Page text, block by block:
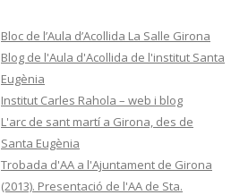
Bloc de l’Aula d’Acollida La Salle Girona
Blog de l'Aula d'Acollida de l'institut Santa
Eugènia
Institut Carles Rahola – web i blog
L'arc de sant martí a Girona, des de
Santa Eugènia
Trobada d'AA a l'Ajuntament de Girona
(2013). Presentació de l'AA de Sta.